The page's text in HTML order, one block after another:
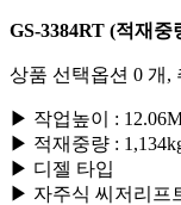
GS-3384RT (적재중
상품 선택옵션 0 개,
▶ 작업높이 :
▶ 적재중량 :
▶ 디젤 타입
▶ 자주식 씨저리프